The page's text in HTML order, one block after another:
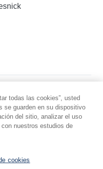
todas las cookies”, usted
se guarden en su dispositivo
del sitio, analizar el uso
nuestros estudios de
cookies